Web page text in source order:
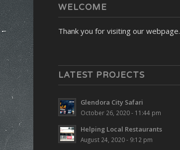
WELCOME
Thank you for visiting our webpage.
LATEST PROJECTS
Glendora City Safari
October 26, 2020 - 11:44 pm
Helping Local Restaurants
August 24, 2020 - 9:12 pm